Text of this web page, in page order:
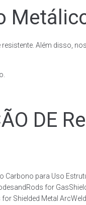
Além disso,
DE
para Uso
for
Shielded Metal